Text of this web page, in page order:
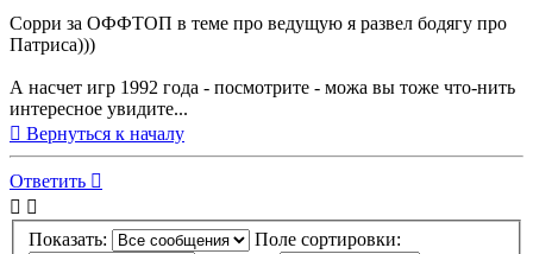
Сорри за ОФФТОП в теме про ведущую я развел бодягу про
Патриса)))
А насчет игр 1992 года - посмотрите - можа вы тоже что-нить
интересное увидите...
Вернуться к началу
Ответить
Показать:
Поле сортировки: